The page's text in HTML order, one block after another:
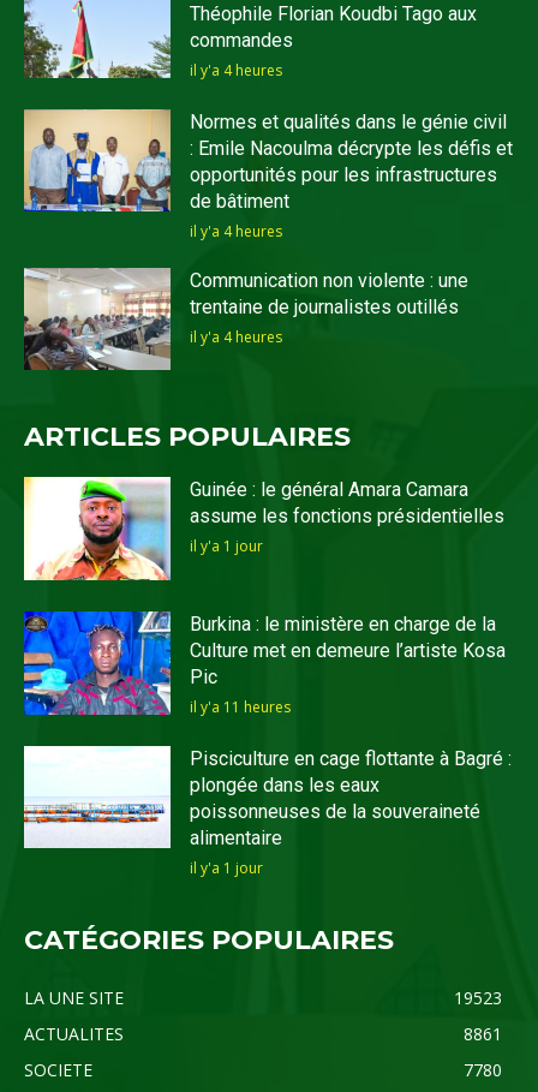
Théophile Florian Koudbi Tago aux
commandes
il y'a 4 heures
Normes et qualités dans le génie civil
: Emile Nacoulma décrypte les défis et
opportunités pour les infrastructures
de bâtiment
il y'a 4 heures
Communication non violente : une
trentaine de journalistes outillés
il y'a 4 heures
ARTICLES POPULAIRES
Guinée : le général Amara Camara
assume les fonctions présidentielles
il y'a 1 jour
Burkina : le ministère en charge de la
Culture met en demeure l’artiste Kosa
Pic
il y'a 11 heures
Pisciculture en cage flottante à Bagré :
plongée dans les eaux
poissonneuses de la souveraineté
alimentaire
il y'a 1 jour
CATÉGORIES POPULAIRES
LA UNE SITE
19523
ACTUALITES
8861
SOCIETE
7780